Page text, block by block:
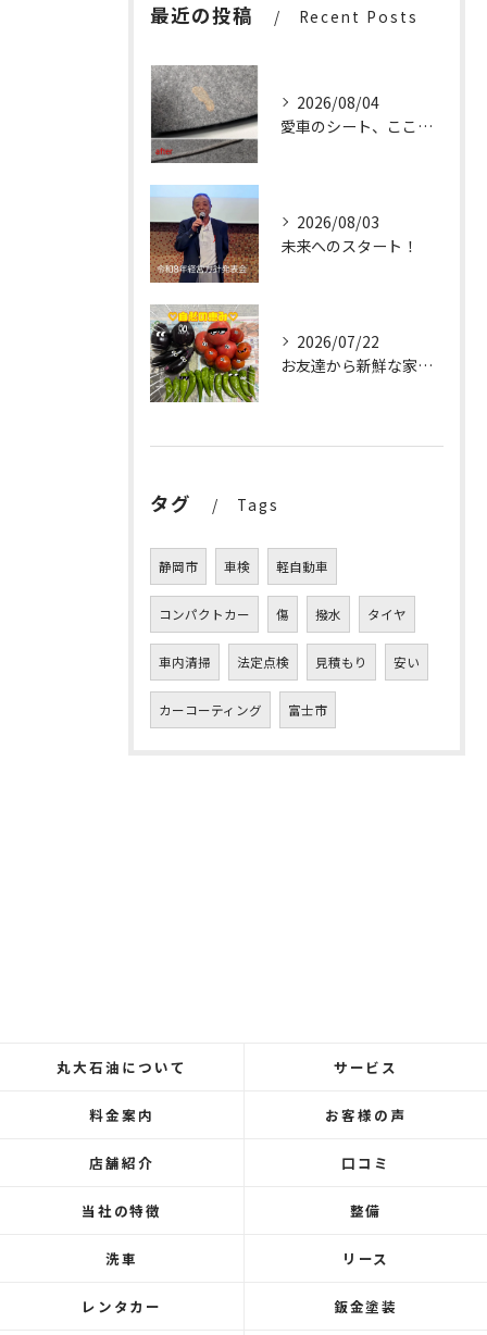
最近の投稿 Recent Posts
2026/08/04
愛車のシート、ここまで輝く✨
2026/08/03
未来へのスタート！
2026/07/22
お友達から新鮮な家庭菜園の野菜をたっぷりいただきました✨。
タグ Tags
静岡市 車検 軽自動車
コンパクトカー 傷 撥水 タイヤ
車内清掃 法定点検 見積もり 安い
カーコーティング 富士市
丸大石油について サービス
料金案内 お客様の声
店舗紹介 口コミ
当社の特徴 整備
洗車 リース
レンタカー 鈑金塗装